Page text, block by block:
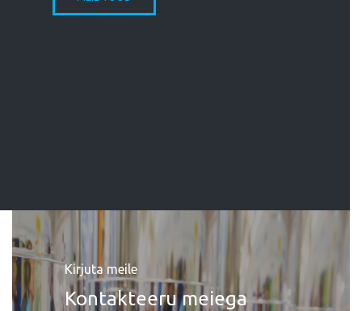
Kirjuta meile
Kontakteeru meiega